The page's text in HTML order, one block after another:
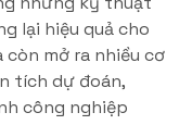
lại hiệu quả cho
mở ra nhiều cơ
tích dự đoán,
công nghiệp